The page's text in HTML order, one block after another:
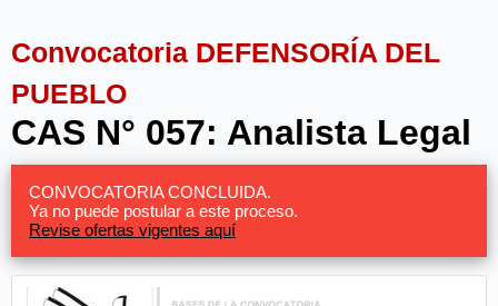
Convocatoria DEFENSORÍA DEL
PUEBLO
CAS N° 057: Analista Legal
CONVOCATORIA CONCLUIDA.
Ya no puede postular a este proceso.
Revise ofertas vigentes aquí